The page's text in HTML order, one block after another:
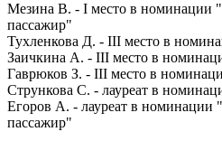
Мезина В. - I место в номинации
пассажир"
Тухленкова Д. - III место в
Заичкина А. - III место в
Гаврюков З. - III место в
Стрункова С. - лауреат в
Егоров А. - лауреат в номинации
пассажир"